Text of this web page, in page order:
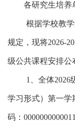
各研究生培养
根据学校教
规定 ，现将2026-
级公共课程安排公
1 全体2026
学习形式）第一学
码：